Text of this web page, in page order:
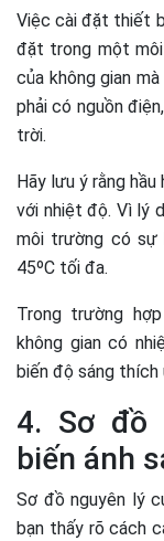
Việc cài đặt thiết
đặt trong một
của không gian
phải có nguồn
trời.
Hãy lưu ý rằng
với nhiệt độ. Vì lý
môi trường có sự
45ºC tối đa.
Trong trường
không gian có
biến độ sáng thích
4. Sơ đồ
biến ánh
Sơ đồ nguyên lý
bạn thấy rõ cách